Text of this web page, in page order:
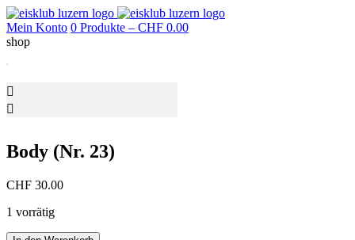
Mein Konto 0 Produkte – CHF 0.00
shop
Body (Nr. 23)
CHF 30.00
1 vorrätig